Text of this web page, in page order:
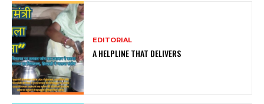
EDITORIAL
A HELPLINE THAT DELIVERS